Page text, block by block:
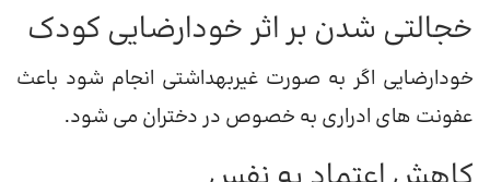
خجالتی شدن بر اثر خودارضایی کودک
خودارضایی اگر به صورت غیربهداشتی انجام شود باعث
عفونت های ادراری به خصوص در دختران می شود.